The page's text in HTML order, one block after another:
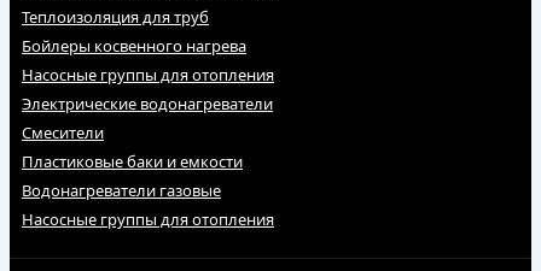
Теплоизоляция для труб
Бойлеры косвенного нагрева
Насосные группы для отопления
Электрические водонагреватели
Смесители
Пластиковые баки и емкости
Водонагреватели газовые
Насосные группы для отопления